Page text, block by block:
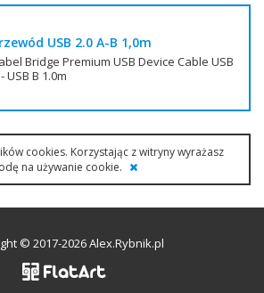
USB 2.0 A-B 1,0m
Bridge Premium USB Device Cable USB
USB B 1.0m
cookies. Korzystając z witryny wyrażasz
na używanie cookie.
© 2017-2026 Alex.Rybnik.pl